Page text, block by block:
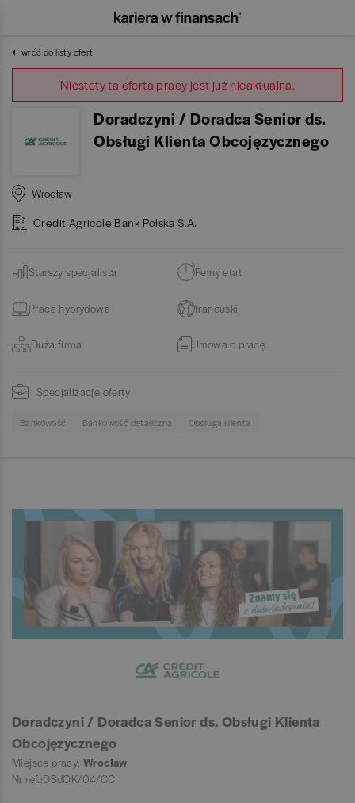
wróć do listy ofert
Niestety ta oferta pracy jest już nieaktualna.
Doradczyni / Doradca Senior ds.
Obsługi Klienta Obcojęzycznego
Wrocław
Credit Agricole Bank Polska S.A.
Starszy specjalista Pełny etat
Praca hybrydowa francuski
Duża firma Umowa o pracę
Specjalizacje oferty
Bankowość Bankowość detaliczna Obsługa klienta
Doradczyni / Doradca Senior ds. Obsługi Klienta
Obcojęzycznego
Miejsce pracy: Wrocław
Nr ref.:DSdOK/04/CC